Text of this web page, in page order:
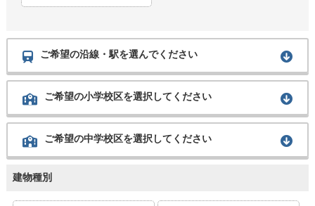
ご希望の沿線・駅を選んでください
ご希望の小学校区を選択してください
ご希望の中学校区を選択してください
建物種別